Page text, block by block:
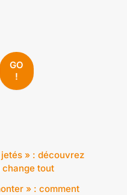
GO
!
» : découvrez
change tout
» : comment